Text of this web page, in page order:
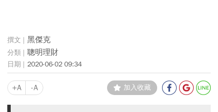
黑傑克
聰明理財
2020-06-02 09:34
+A -A 加入收藏